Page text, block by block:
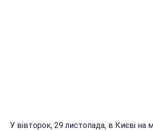
У вівторок, 29 листопада, в Києві